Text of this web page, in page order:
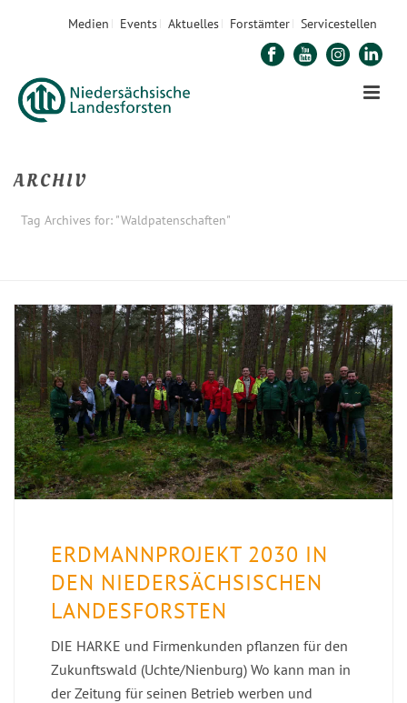
Medien Events Aktuelles Forstämter Servicestellen
ARCHIV
Tag Archives for: "Waldpatenschaften"
ERDMANNPROJEKT 2030 IN
DEN NIEDERSÄCHSISCHEN
LANDESFORSTEN
DIE HARKE und Firmenkunden pflanzen für den
Zukunftswald (Uchte/Nienburg) Wo kann man in
der Zeitung für seinen Betrieb werben und